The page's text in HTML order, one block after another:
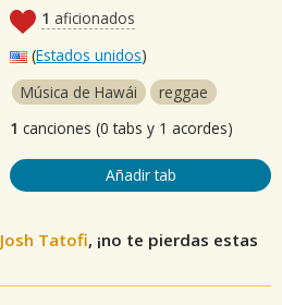
1 aficionados
(Estados unidos)
Música de Hawái
reggae
1 canciones (0 tabs y 1 acordes)
Añadir tab
Josh Tatofi, ¡no te pierdas estas